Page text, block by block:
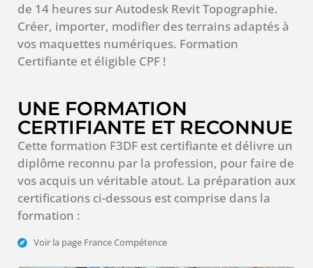
de 14 heures sur Autodesk Revit Topographie.
Créer, importer, modifier des terrains adaptés à
vos maquettes numériques. Formation
Certifiante et éligible CPF !
UNE FORMATION
CERTIFIANTE ET RECONNUE
Cette formation F3DF est certifiante et délivre un
diplôme reconnu par la profession, pour faire de
vos acquis un véritable atout. La préparation aux
certifications ci-dessous est comprise dans la
formation :
Voir la page France Compétence